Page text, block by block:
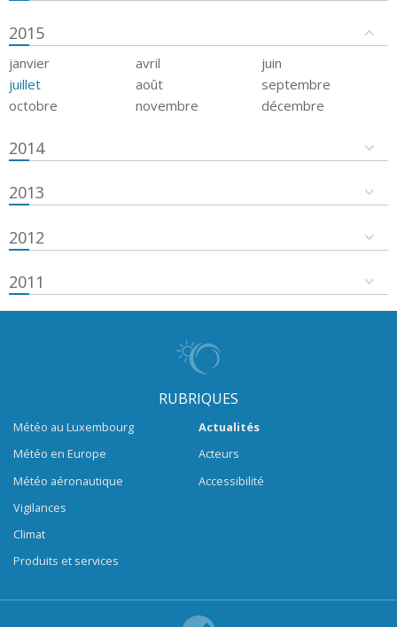
2015
janvier avril
juin
juillet
août
septembre
octobre
novembre décembre
2014
2013
2012
2011
RUBRIQUES
Météo au Luxembourg
Météo en Europe
Météo aéronautique
Vigilances
Climat
Produits et services
Actualités
Acteurs
Accessibilité